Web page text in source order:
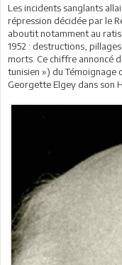
Les incidents sanglants
répression décidée par le
aboutit notamment au
1952 : destructions,
morts. Ce chiffre annoncé
tunisien ») du Témoignage
Georgette Elgey dans son